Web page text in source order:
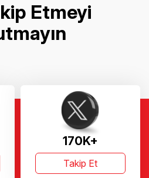
Etmeyi
170K+
Takip Et